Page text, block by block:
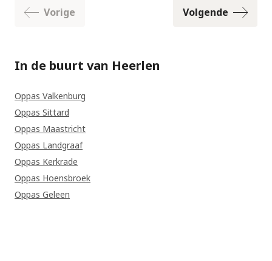
Vorige Volgende
In de buurt van Heerlen
Oppas Valkenburg
Oppas Sittard
Oppas Maastricht
Oppas Landgraaf
Oppas Kerkrade
Oppas Hoensbroek
Oppas Geleen